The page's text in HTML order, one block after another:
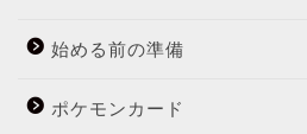
始める前の準備
ポケモンカード